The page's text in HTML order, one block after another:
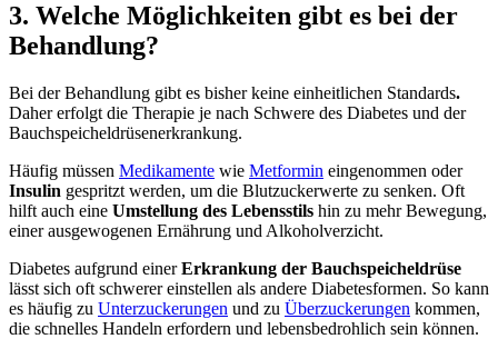
3. Welche Möglichkeiten gibt es bei der
Behandlung?
Bei der Behandlung gibt es bisher keine einheitlichen Standards.
Daher erfolgt die Therapie je nach Schwere des Diabetes und der
Bauchspeicheldrüsenerkrankung.
Häufig müssen Medikamente wie Metformin eingenommen oder
Insulin gespritzt werden, um die Blutzuckerwerte zu senken. Oft
hilft auch eine Umstellung des Lebensstils hin zu mehr Bewegung,
einer ausgewogenen Ernährung und Alkoholverzicht.
Diabetes aufgrund einerErkrankung der Bauchspeicheldrüse
lässt sich oft schwerer einstellen als andere Diabetesformen. So kann
es häufig zu Unterzuckerungen und zu Überzuckerungen kommen,
die schnelles Handeln erfordern und lebensbedrohlich sein können.